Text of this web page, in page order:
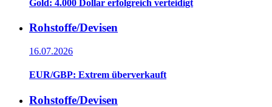
Gold: 4.000 Dollar erfolgreich verteidigt
Rohstoffe/Devisen
16.07.2026
EUR/GBP: Extrem überverkauft
Rohstoffe/Devisen